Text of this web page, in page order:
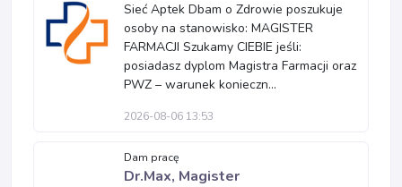
Sieć Aptek Dbam o Zdrowie poszukuje
osoby na stanowisko: MAGISTER
FARMACJI Szukamy CIEBIE jeśli:
posiadasz dyplom Magistra Farmacji oraz
PWZ – warunek konieczn...
2026-08-06 13:53
Dam pracę
Dr.Max, Magister